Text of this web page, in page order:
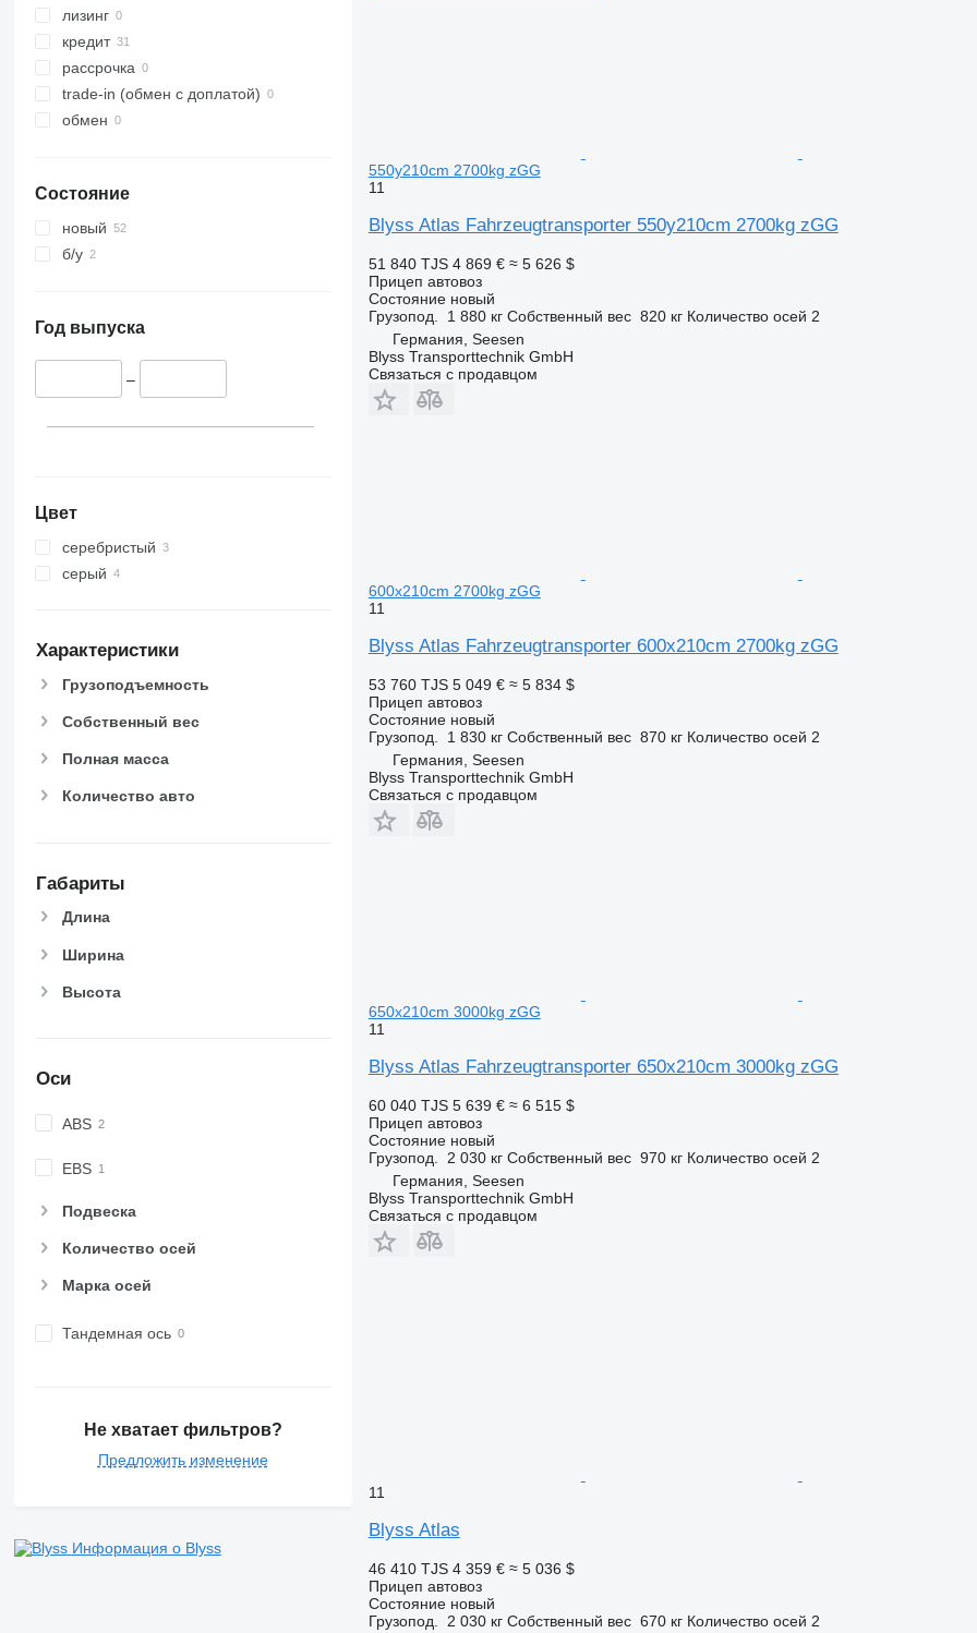
лизинг
кредит
рассрочка
trade-in (обмен с доплатой)
обмен
Состояние
новый
б/у
Год выпуска
–
Цвет
серебристый
серый
Характеристики
Грузоподъемность
Собственный вес
Полная масса
Количество авто
Габариты
Длина
Ширина
Высота
Оси
ABS
EBS
Подвеска
Количество осей
Марка осей
Тандемная ось
Не хватает фильтров?
Предложить изменение
Информация о Blyss
550y210cm 2700kg zGG
11
Blyss Atlas Fahrzeugtransporter 550y210cm 2700kg zGG
51 840 TJS 4 869 € ≈ 5 626 $
Прицеп автовоз
Состояниеновый
Грузопод.
1 880 кг Собственный вес 820 кг Количество осей 2
Германия, Seesen
Blyss Transporttechnik GmbH
Связаться с продавцом
600x210cm 2700kg zGG
11
Blyss Atlas Fahrzeugtransporter 600x210cm 2700kg zGG
53 760 TJS 5 049 € ≈ 5 834 $
Прицеп автовоз
Состояниеновый
Грузопод.
1 830 кг Собственный вес 870 кг Количество осей 2
Германия, Seesen
Blyss Transporttechnik GmbH
Связаться с продавцом
650x210cm 3000kg zGG
11
Blyss Atlas Fahrzeugtransporter 650x210cm 3000kg zGG
60 040 TJS 5 639 € ≈ 6 515 $
Прицеп автовоз
Состояниеновый
Грузопод.
2 030 кг Собственный вес 970 кг Количество осей 2
Германия, Seesen
Blyss Transporttechnik GmbH
Связаться с продавцом
11
Blyss Atlas
46 410 TJS 4 359 € ≈ 5 036 $
Прицеп автовоз
Состояниеновый
Грузопод.
2 030 кг Собственный вес 670 кг Количество осей 2